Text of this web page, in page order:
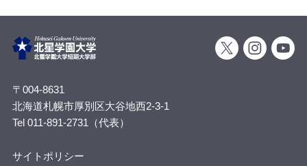
〒004-8631
北海道札幌市厚別区大谷地西2-3-1
Tel 011-891-2731（代表）
サイトポリシー